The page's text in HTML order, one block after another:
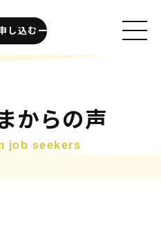
し込む
からの声
job seekers